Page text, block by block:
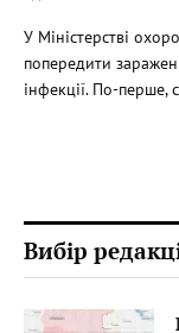
У Міністерстві
попередити
інфекції. По-перше,
Вибір